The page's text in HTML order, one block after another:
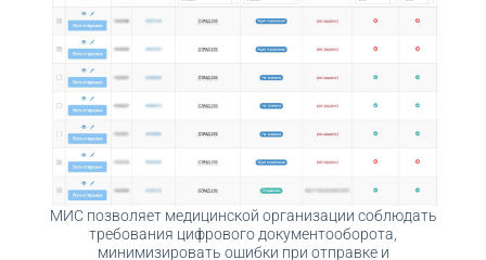
Протоколы
Профосмотры
МИС позволяет медицинской организации соблюдать
требования цифрового документооборота,
минимизировать ошибки при отправке и